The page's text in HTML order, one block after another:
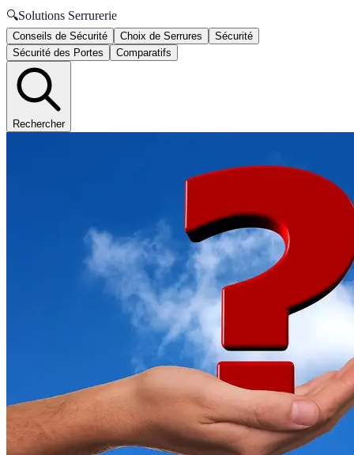
🔍Solutions Serrurerie
Conseils de Sécurité Choix de Serrures
Sécurité
Sécurité des Portes
Comparatifs
Rechercher